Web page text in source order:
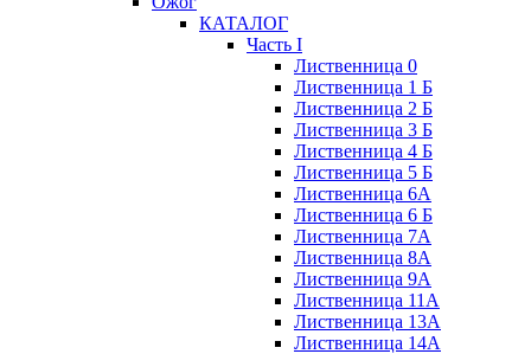
КАТАЛОГ
Часть I
Лиственница 0
Лиственница 1 Б
Лиственница 2 Б
Лиственница 3 Б
Лиственница 4 Б
Лиственница 5 Б
Лиственница 6А
Лиственница 6 Б
Лиственница 7А
Лиственница 8А
Лиственница 9А
Лиственница 11А
Лиственница 13А
Лиственница 14А